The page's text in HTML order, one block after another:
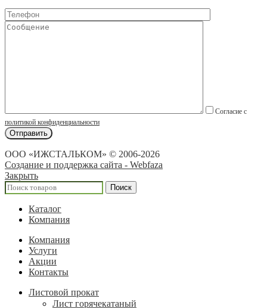
Согласие с
политикой конфиденциальности
ООО «ИЖСТАЛЬКОМ» © 2006-2026
Создание и поддержка сайта - Webfaza
Закрыть
Поиск
Каталог
Компания
Компания
Услуги
Акции
Контакты
Листовой прокат
Лист горячекатаный